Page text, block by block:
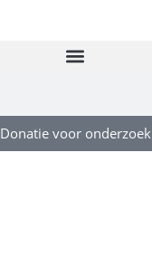
Donatie voor onderzoek